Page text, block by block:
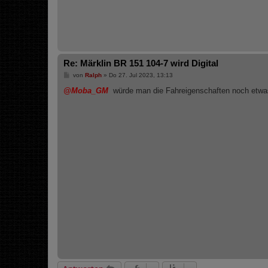
Re: Märklin BR 151 104-7 wird Digital
B
i
von Ralph» Do 27. Jul 2023, 13:13
@Moba_GM würde man die Fahreigenschaften noch